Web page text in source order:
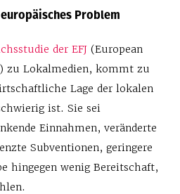
Problem
der EFJ (European
zu Lokalmedien, kommt zu
Lage der lokalen
ist. Sie sei
Einnahmen, veränderte
Subventionen, geringere
hingegen wenig Bereitschaft,